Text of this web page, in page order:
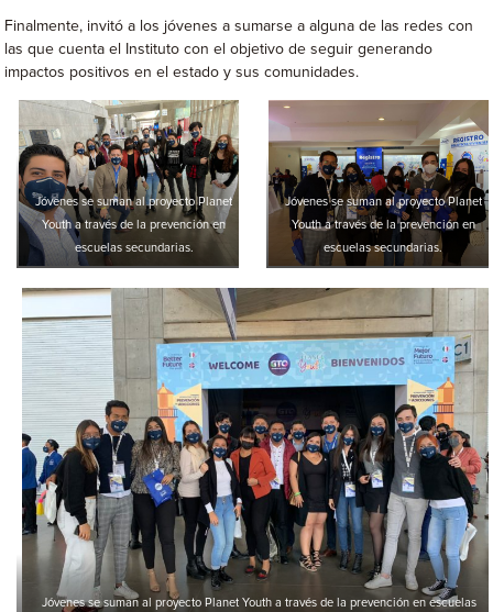
Finalmente, invitó a los jóvenes a sumarse a alguna de las redes con
las que cuenta el Instituto con el objetivo de seguir generando
impactos positivos en el estado y sus comunidades.
Jóvenes se suman al proyecto Planet
Youth a través de la prevención en
escuelas secundarias.
Jóvenes se suman al proyecto Planet
Youth a través de la prevención en
escuelas secundarias.
Jóvenes se suman al proyecto Planet Youth a través de la prevención en escuelas